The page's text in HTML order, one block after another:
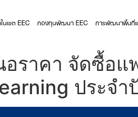
นเขต EEC กองทุนพัฒนา EEC การพัฒนาพื้นที่แ
อราคา จัดซื้อแ
ประจำ